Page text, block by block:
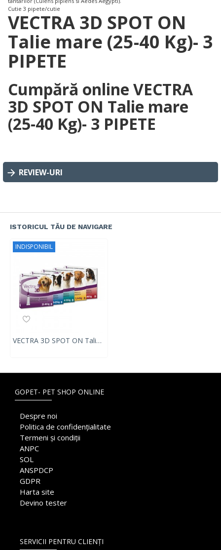
Cutie 3 pipete/cutie
VECTRA 3D SPOT ON
Talie mare (25-40 Kg)- 3
PIPETE
Cumpără online VECTRA
3D SPOT ON Talie mare
(25-40 Kg)- 3 PIPETE
REVIEW-URI
ISTORICUL TĂU DE NAVIGARE
INDISPONIBIL
VECTRA 3D SPOT ON Talie mare (25-40 Kg)- 3 PIPETE
GOPET- PET SHOP ONLINE
Despre noi
Politica de confidențialitate
Termeni și condiții
ANPC
SOL
ANSPDCP
GDPR
Harta site
Devino tester
SERVICII PENTRU CLIENȚI